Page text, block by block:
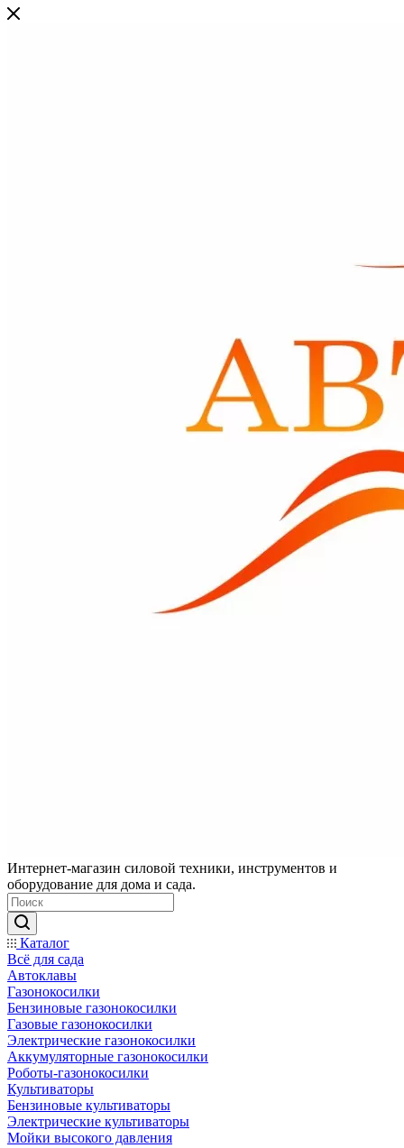
Интернет-магазин силовой техники, инструментов и
оборудование для дома и сада.
Каталог
Всё для сада
Автоклавы
Газонокосилки
Бензиновые газонокосилки
Газовые газонокосилки
Электрические газонокосилки
Аккумуляторные газонокосилки
Роботы-газонокосилки
Культиваторы
Бензиновые культиваторы
Электрические культиваторы
Мойки высокого давления